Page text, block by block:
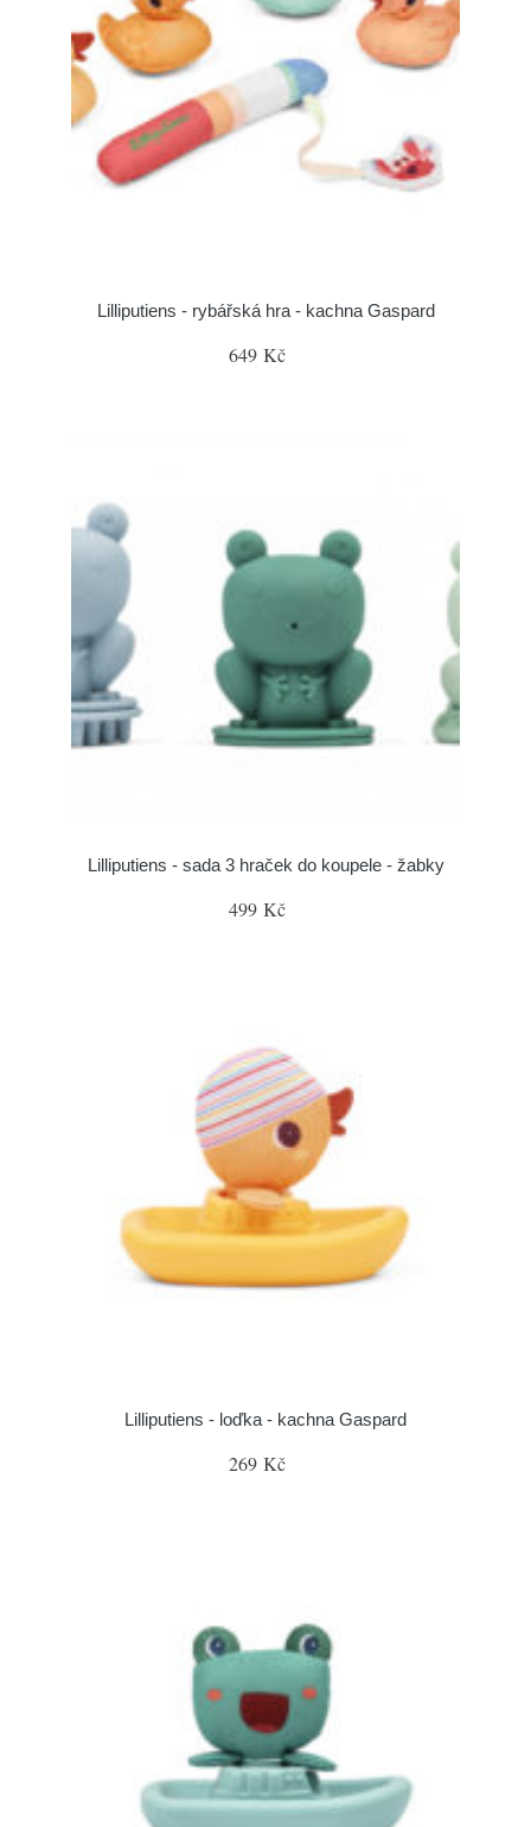
Lilliputiens - rybářská hra - kachna Gaspard
649 Kč
Lilliputiens - sada 3 hraček do koupele - žabky
499 Kč
Lilliputiens - loďka - kachna Gaspard
269 Kč